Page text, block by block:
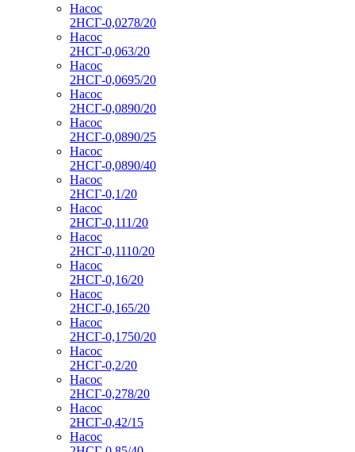
Насос
2НСГ-0,0278/20
Насос
2НСГ-0,063/20
Насос
2НСГ-0,0695/20
Насос
2НСГ-0,0890/20
Насос
2НСГ-0,0890/25
Насос
2НСГ-0,0890/40
Насос
2НСГ-0,1/20
Насос
2НСГ-0,111/20
Насос
2НСГ-0,1110/20
Насос
2НСГ-0,16/20
Насос
2НСГ-0,165/20
Насос
2НСГ-0,1750/20
Насос
2НСГ-0,2/20
Насос
2НСГ-0,278/20
Насос
2НСГ-0,42/15
Насос